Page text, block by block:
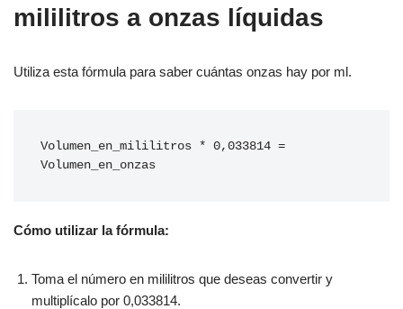
mililitros a onzas líquidas
Utiliza esta fórmula para saber cuántas onzas hay por ml.
Volumen_en_mililitros * 0,033814 =
Volumen_en_onzas
Cómo utilizar la fórmula:
Toma el número en mililitros que deseas convertir y
multiplícalo por 0,033814.